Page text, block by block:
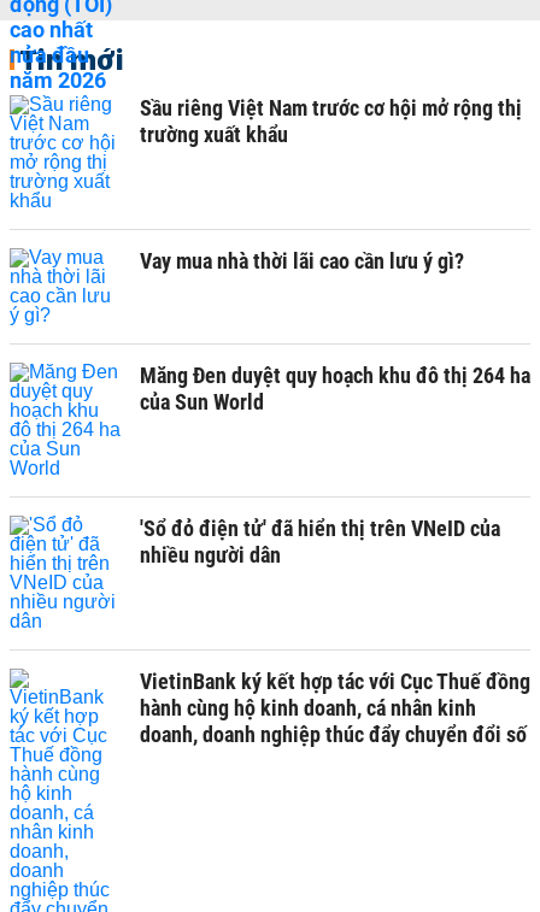
Tin mới
Sầu riêng Việt Nam trước cơ hội mở rộng thị
trường xuất khẩu
Vay mua nhà thời lãi cao cần lưu ý gì?
Măng Đen duyệt quy hoạch khu đô thị 264 ha
của Sun World
'Sổ đỏ điện tử' đã hiển thị trên VNeID của
nhiều người dân
VietinBank ký kết hợp tác với Cục Thuế đồng
hành cùng hộ kinh doanh, cá nhân kinh
doanh, doanh nghiệp thúc đẩy chuyển đổi số